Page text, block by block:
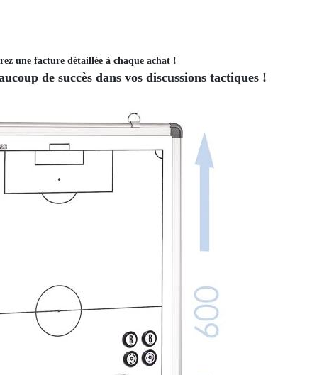
une facture détaillée à chaque achat !
de succès dans vos discussions tactiques !